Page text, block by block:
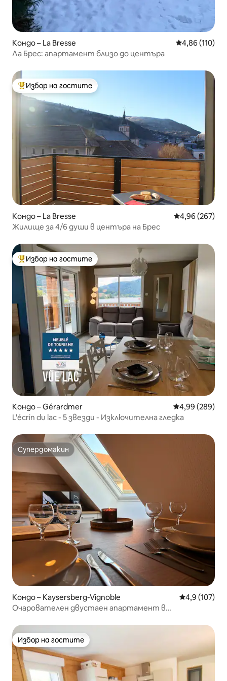
Кондо – La Bresse Средна
4,86 (110)
Ла Брес: апартамент близо до центъра
Най-популярен избор на гостите
Избор на гостите
Кондо – La Bresse Средна
4,96 (267)
Жилище за 4/6 души в центъра на Брес
Най-популярен избор на гостите
Избор на гостите
Кондо – Gérardmer Средна
4,99 (289)
L'écrin du lac - 5 звезди - Изключителна гледка
Супердомакин
Супердомакин
Кондо – Kaysersberg-Vignoble Средна
4,9 (107)
Очарователен двустаен апартамент в
Избор на гостите
Избор на гостите